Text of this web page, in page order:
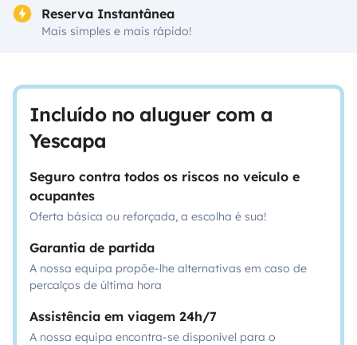
Reserva Instantânea
Mais simples e mais rápido!
Incluído no aluguer com a
Yescapa
Seguro contra todos os riscos no veículo e
ocupantes
Oferta básica ou reforçada, a escolha é sua!
Garantia de partida
A nossa equipa propõe-lhe alternativas em caso de
percalços de última hora
Assistência em viagem 24h/7
A nossa equipa encontra-se disponível para o